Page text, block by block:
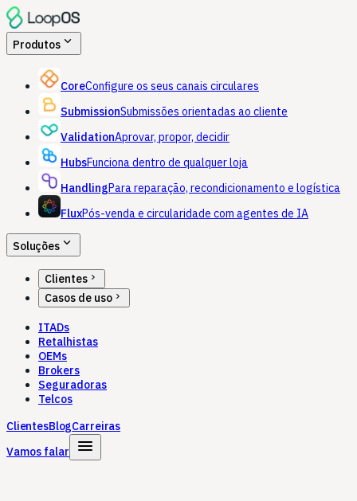
Produtosexpand_more
CoreConfigure os seus canais circulares
SubmissionSubmissões orientadas ao cliente
ValidationAprovar, propor, decidir
HubsFunciona dentro de qualquer loja
HandlingPara reparação, recondicionamento e logística
FluxPós-venda e circularidade com agentes de IA
Soluçõesexpand_more
Clientes chevron_right
Casos de uso chevron_right
ITADs
Retalhistas
OEMs
Brokers
Seguradoras
Telcos
ClientesBlogCarreiras
Vamos falar
menu